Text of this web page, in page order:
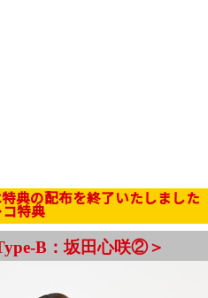
典の配布を終了いたしました
特典
B：坂田心咲②＞